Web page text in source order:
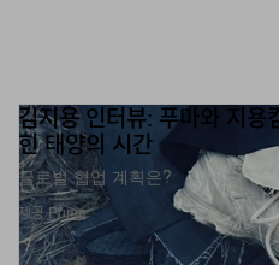
김지용 인터뷰: 푸마와 지용
힌 태양의 시간
글로벌 협업 계획은?
제공 Puma